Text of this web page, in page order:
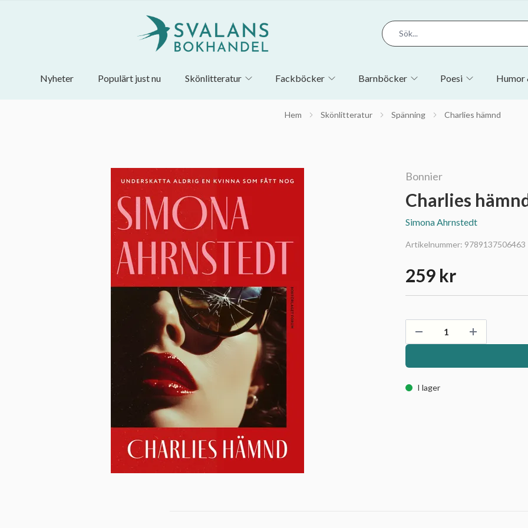
Nyheter Populärt just nu Skönlitteratur Fackböcker Barnböcker Poesi Humor
Hem Skönlitteratur Spänning Charlies hämnd
Bonnier
Charlies
Simona Ahrnstedt
Artikelnummer: 9789137506463
259 kr
I lager